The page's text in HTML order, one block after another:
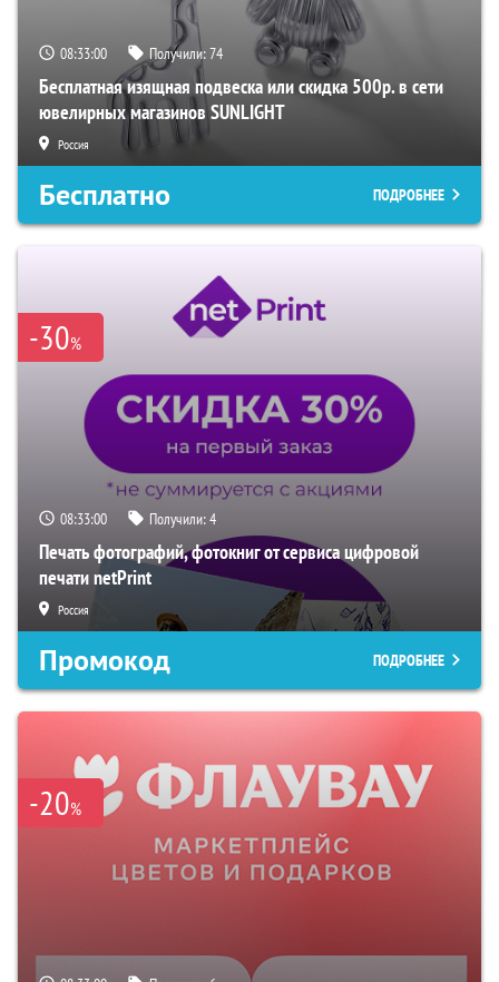
08:32:59 Получили:74
Бесплатная изящная подвеска или скидка 500р. в сети
ювелирных магазинов SUNLIGHT
Россия
Бесплатно ПОДРОБНЕЕ
-30%
08:32:59 Получили:4
Печать фотографий, фотокниг от сервиса цифровой
печати netPrint
Россия
Промокод ПОДРОБНЕЕ
-20%